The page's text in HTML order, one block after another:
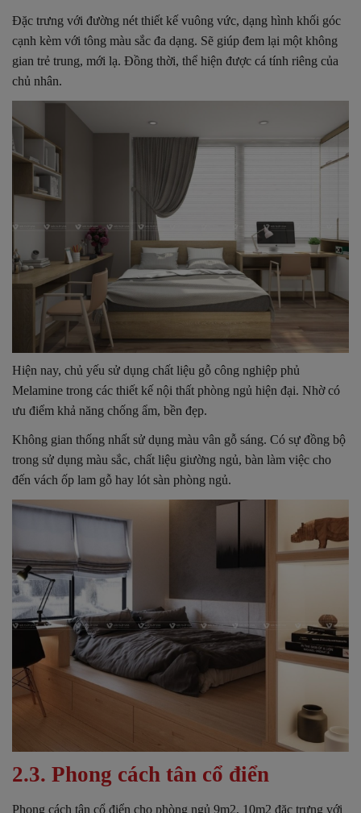
Đặc trưng với đường nét thiết kế vuông vức, dạng hình khối góc
cạnh kèm với tông màu sắc đa dạng. Sẽ giúp đem lại một không
gian trẻ trung, mới lạ. Đồng thời, thể hiện được cá tính riêng của
chủ nhân.
Hiện nay, chủ yếu sử dụng chất liệu gỗ công nghiệp phủ
Melamine trong các thiết kế nội thất phòng ngủ hiện đại. Nhờ có
ưu điểm khả năng chống ẩm, bền đẹp.
Không gian thống nhất sử dụng màu vân gỗ sáng. Có sự đồng bộ
trong sử dụng màu sắc, chất liệu giường ngủ, bàn làm việc cho
đến vách ốp lam gỗ hay lót sàn phòng ngủ.
2.3. Phong cách tân cổ điển
Phong cách tân cổ điển cho phòng ngủ 9m2, 10m2 đặc trưng với